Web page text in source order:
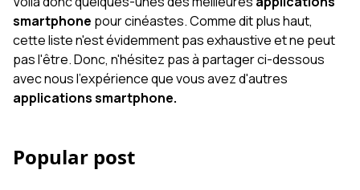
smartphone pour cinéastes. Comme dit plus haut,
cette liste n'est évidemment pas exhaustive et ne peut
pas l'être. Donc, n'hésitez pas à partager ci-dessous
avec nous l'expérience que vous avez d'autres
applications smartphone.
Popular post